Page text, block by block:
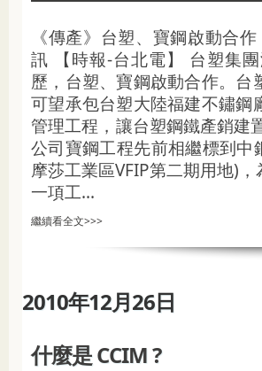
《傳產》台塑、寶鋼啟動合
訊 【時報-台北電】 台塑集
歷，台塑、寶鋼啟動合作。
可望承包台塑大陸福建不鏽鋼
管理工程，讓台塑鋼鐵產銷
公司寶鋼工程先前相繼標到
摩莎工業區VFIP第二期用地)
一項工...
繼續看全文>>>
2010年12月26日
什麼是 CCIM ?